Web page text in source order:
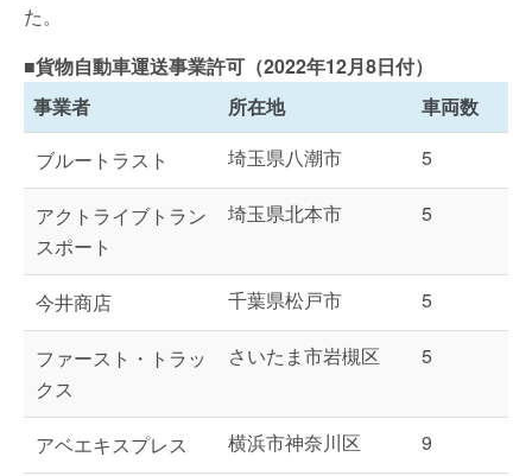
た。
■貨物自動車運送事業許可（2022年12月8日付）
事業者
所在地
車両数
ブルートラスト
埼玉県八潮市 5
アクトライブトラン
スポート
埼玉県北本市 5
今井商店 千葉県松戸市 5
ファースト・トラッ
クス
さいたま市岩槻区 5
アベエキスプレス 横浜市神奈川区 9